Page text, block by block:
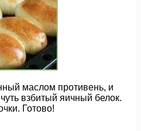
маслом противень, и
взбитый яичный белок.
Готово!